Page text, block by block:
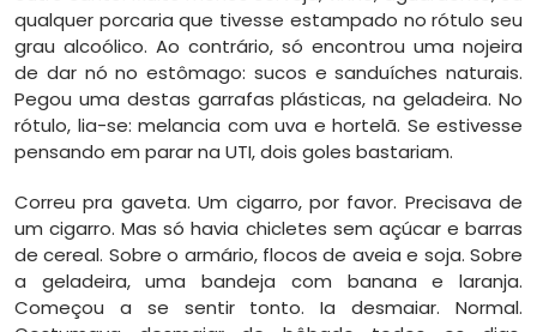
qualquer porcaria que tivesse estampado no rótulo seu
grau alcoólico. Ao contrário, só encontrou uma nojeira
de dar nó no estômago: sucos e sanduíches naturais.
Pegou uma destas garrafas plásticas, na geladeira. No
rótulo, lia-se: melancia com uva e hortelã. Se estivesse
pensando em parar na UTI, dois goles bastariam.
Correu pra gaveta. Um cigarro, por favor. Precisava de
um cigarro. Mas só havia chicletes sem açúcar e barras
de cereal. Sobre o armário, flocos de aveia e soja. Sobre
a geladeira, uma bandeja com banana e laranja.
Começou a se sentir tonto. Ia desmaiar. Normal.